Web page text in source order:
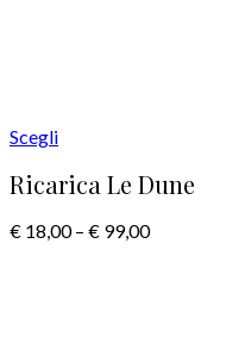
Scegli
Ricarica Le Dune
€ 18,00– € 99,00